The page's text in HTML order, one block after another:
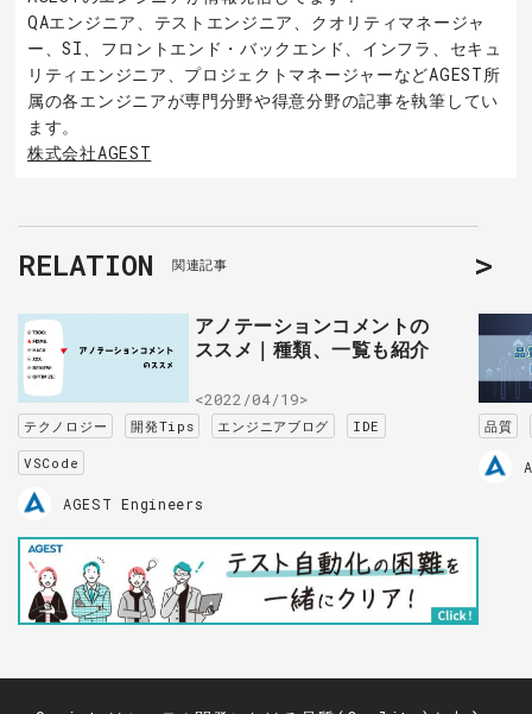
QAエンジニア、テストエンジニア、クオリティマネージャ
ー、SI、フロントエンド・バックエンド、インフラ、セキュ
リティエンジニア、プロジェクトマネージャーなどAGEST所
属の各エンジニアが専門分野や得意分野の記事を執筆してい
ます。
株式会社AGEST
RELATION 関連記事
アノテーションコメントの
ススメ｜種類、一覧も紹介
<2022/04/19>
テクノロジー 開発Tips エンジニアブログ IDE
VSCode
AGEST Engineers
品質